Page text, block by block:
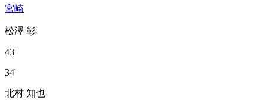
宮崎
松澤 彰
43'
34'
北村 知也